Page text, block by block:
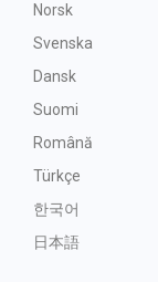
Norsk
Svenska
Dansk
Suomi
Română
Türkçe
한국어
日本語